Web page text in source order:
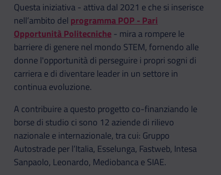
Questa iniziativa - attiva dal 2021 e che si inserisce
nell’ambito del programma POP - Pari
Opportunità Politecniche- mira a rompere le
barriere di genere nel mondo STEM, fornendo alle
donne l'opportunità di perseguire i propri sogni di
carriera e di diventare leader in un settore in
continua evoluzione.
A contribuire a questo progetto co-finanziando le
borse di studio ci sono 12 aziende di rilievo
nazionale e internazionale, tra cui: Gruppo
Autostrade per l’Italia, Esselunga, Fastweb, Intesa
Sanpaolo, Leonardo, Mediobanca e SIAE.